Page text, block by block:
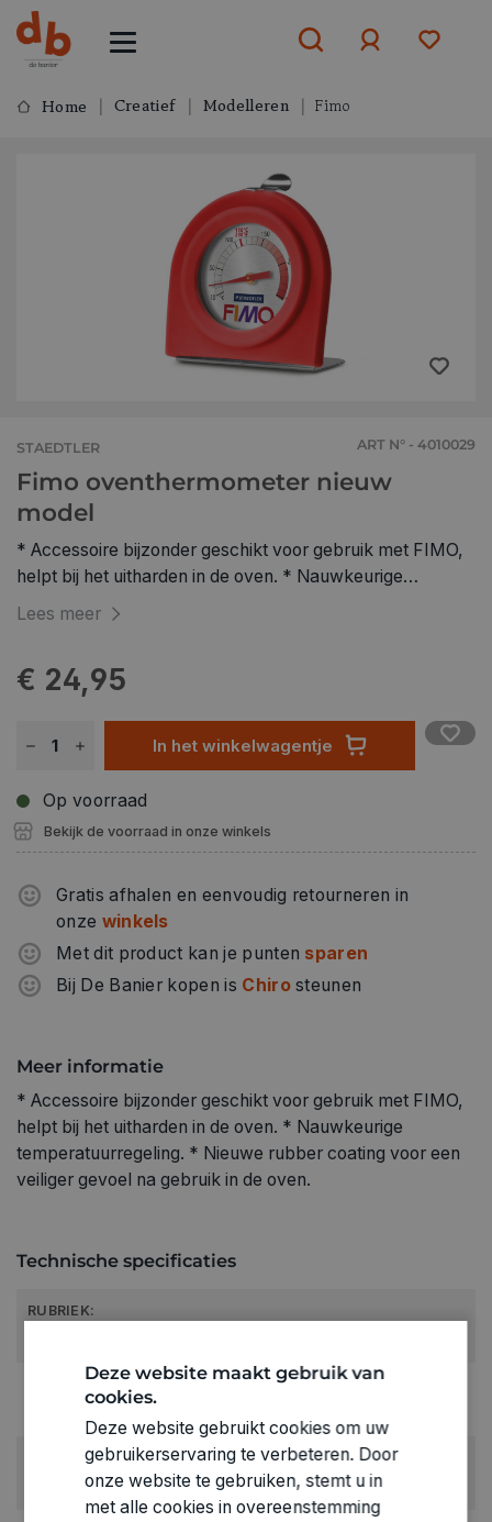
ofaanmelden
Home Creatief Modelleren Fimo
STAEDTLER ART N° - 4010029
Fimo oventhermometer nieuw
model
* Accessoire bijzonder geschikt voor gebruik met FIMO,
helpt bij het uitharden in de oven. * Nauwkeurige
temperatuurregeling. * Nieuwe rubber coating voor een
Lees meer
€ 24,95
In het winkelwagentje
Op voorraad
Bekijk de voorraad in onze winkels
Gratis afhalen en eenvoudig retourneren in
onze winkels
Met dit product kan je punten sparen
Bij De Banier kopen is Chirosteunen
Meer informatie
* Accessoire bijzonder geschikt voor gebruik met FIMO,
helpt bij het uitharden in de oven. * Nauwkeurige
temperatuurregeling. * Nieuwe rubber coating voor een
veiliger gevoel na gebruik in de oven.
Technische specificaties
RUBRIEK:
GEWICHT
ARTIKELNUMMER
4010029
Deze website maakt gebruik van
cookies.
Deze website gebruikt cookies om uw
gebruikerservaring te verbeteren. Door
onze website te gebruiken, stemt u in
met alle cookies in overeenstemming